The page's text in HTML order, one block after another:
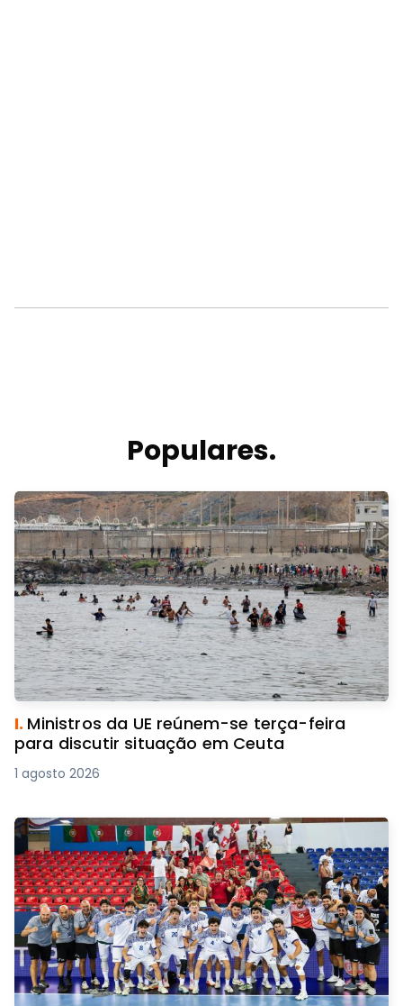
Populares.
I. Ministros da UE reúnem-se terça-feira
para discutir situação em Ceuta
1 agosto 2026